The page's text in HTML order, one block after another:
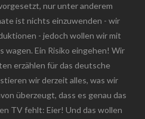
nur unter anderem
ist nichts einzuwenden - wir
- jedoch wollen wir mit
wagen. Ein Risiko eingehen! Wir
erzählen für das deutsche
wir derzeit alles, was wir
überzeugt, dass es genau das
TV fehlt: Eier! Und das wollen